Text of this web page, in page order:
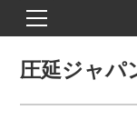
圧延ジャパ